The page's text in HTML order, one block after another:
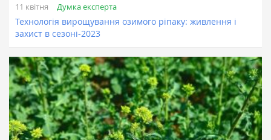
11 квітня Думка експерта
Технологія вирощування озимого ріпаку: живлення і
захист в сезоні-2023